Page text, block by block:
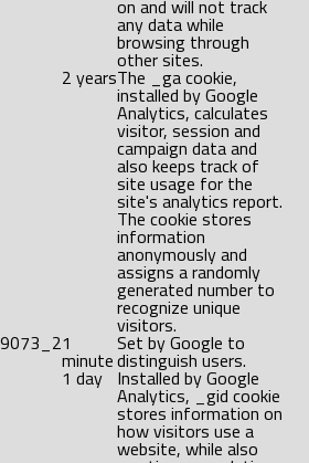
on and will not track
any data while
browsing through
other sites.
2 yearsThe _ga cookie,
installed by Google
Analytics, calculates
visitor, session and
campaign data and
also keeps track of
site usage for the
site's analytics report.
The cookie stores
information
anonymously and
assigns a randomly
generated number to
recognize unique
visitors.
1
minute
Set by Google to
distinguish users.
1 day Installed by Google
Analytics, _gid cookie
stores information on
how visitors use a
website, while also